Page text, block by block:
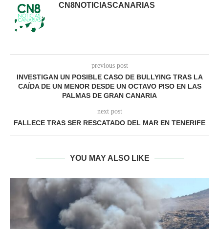
CN8NOTICIASCANARIAS
previous post
INVESTIGAN UN POSIBLE CASO DE BULLYING TRAS LA
CAÍDA DE UN MENOR DESDE UN OCTAVO PISO EN LAS
PALMAS DE GRAN CANARIA
next post
FALLECE TRAS SER RESCATADO DEL MAR EN TENERIFE
YOU MAY ALSO LIKE